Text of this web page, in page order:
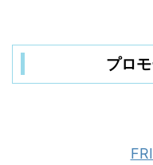
プロ